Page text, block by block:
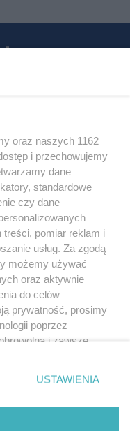
oraz naszych 1162
i przechowujemy
dane
standardowe
czy dane
pomiar reklam i
usług. Za zgodą
możemy używać
oraz aktywnie
do celów
prywatność, prosimy
poprzez
i zawsze
dolnym rogu strony
nie wymagają
sprzeciwić się
miały
USTAWIENIA